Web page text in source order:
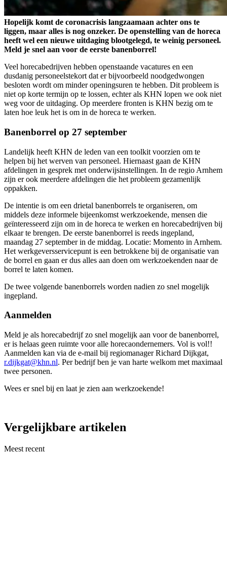
Hopelijk komt de coronacrisis langzaamaan achter ons te
liggen, maar alles is nog onzeker. De openstelling van de horeca
heeft wel een nieuwe uitdaging blootgelegd, te weinig personeel.
Meld je snel aan voor de eerste banenborrel!
Veel horecabedrijven hebben openstaande vacatures en een
dusdanig personeelstekort dat er bijvoorbeeld noodgedwongen
besloten wordt om minder openingsuren te hebben. Dit probleem is
niet op korte termijn op te lossen, echter als KHN lopen we ook niet
weg voor de uitdaging. Op meerdere fronten is KHN bezig om te
laten hoe leuk het is om in de horeca te werken.
Banenborrel op 27 september
Landelijk heeft KHN de leden van een toolkit voorzien om te
helpen bij het werven van personeel. Hiernaast gaan de KHN
afdelingen in gesprek met onderwijsinstellingen. In de regio Arnhem
zijn er ook meerdere afdelingen die het probleem gezamenlijk
oppakken.
De intentie is om een drietal banenborrels te organiseren, om
middels deze informele bijeenkomst werkzoekende, mensen die
geïnteresseerd zijn om in de horeca te werken en horecabedrijven bij
elkaar te brengen. De eerste banenborrel is reeds ingepland,
maandag 27 september in de middag. Locatie: Momento in Arnhem.
Het werkgeversservicepunt is een betrokkene bij de organisatie van
de borrel en gaan er dus alles aan doen om werkzoekenden naar de
borrel te laten komen.
De twee volgende banenborrels worden nadien zo snel mogelijk
ingepland.
Aanmelden
Meld je als horecabedrijf zo snel mogelijk aan voor de banenborrel,
er is helaas geen ruimte voor alle horecaondernemers. Vol is vol!!
Aanmelden kan via de e-mail bij regiomanager Richard Dijkgat,
r.dijkgat@khn.nl. Per bedrijf ben je van harte welkom met maximaal
twee personen.
Wees er snel bij en laat je zien aan werkzoekende!
Vergelijkbare artikelen
Meest recent